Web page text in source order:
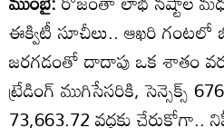
ఈక్విటీ సూచీలు.. ఆఖరి గంటలో
జరగడంతో దాదాపు ఒక శాతం
ట్రేడింగ్‌ ముగిసేసరికి, సెన్సెక్స్‌
73,663.72 వద్దకు చేరుకోగా..